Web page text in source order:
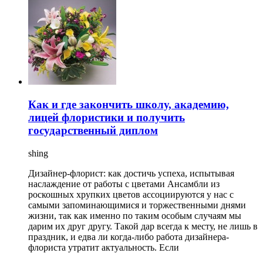
Как и где закончить школу, академию,
лицей флористики и получить
государственный диплом
shing
Дизайнер-флорист: как достичь успеха, испытывая
наслаждение от работы с цветами Ансамбли из
роскошных хрупких цветов ассоциируются у нас с
самыми запоминающимися и торжественными днями
жизни, так как именно по таким особым случаям мы
дарим их друг другу. Такой дар всегда к месту, не лишь в
праздник, и едва ли когда-либо работа дизайнера-
флориста утратит актуальность. Если